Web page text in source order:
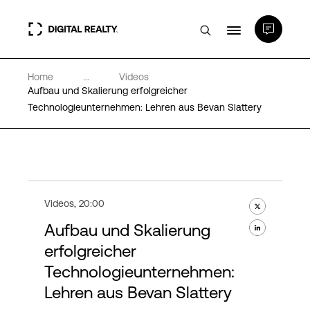
Rechenzentren
PlatformDIGITAL®
Über uns
Home ...
Videos
Aufbau und Skalierung erfolgreicher
Technologieunternehmen: Lehren aus Bevan Slattery
Videos, 20:00
Aufbau und Skalierung
erfolgreicher
Technologieunternehmen:
Lehren aus Bevan Slattery